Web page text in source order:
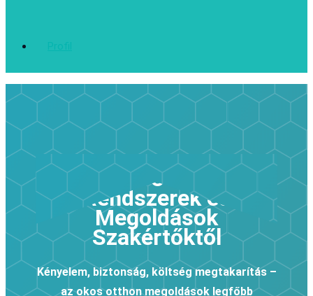
Profil
Okos Otthon
Rendszerek és
Megoldások
Szakértőktől
Kényelem, biztonság, költség megtakarítás –
az okos otthon megoldások legfőbb